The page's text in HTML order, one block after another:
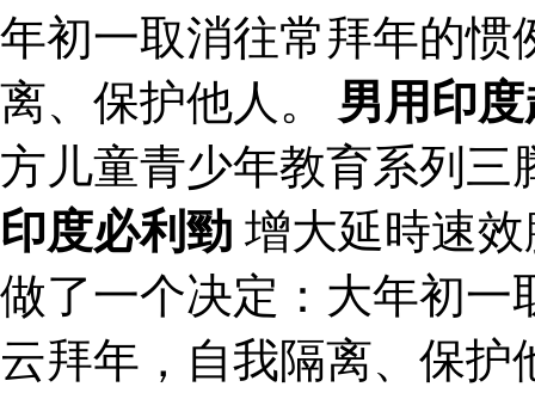
年初一取消往常拜年的惯
离、保护他人。 男用印
方儿童青少年教育系列三
印度必利勁 增大延時速
做了一个决定：大年初一
云拜年，自我隔离、保护